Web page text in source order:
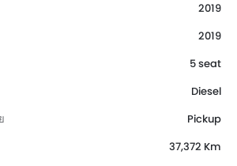
2019
2019
5 seat
Diesel
Pickup
37,372 Km